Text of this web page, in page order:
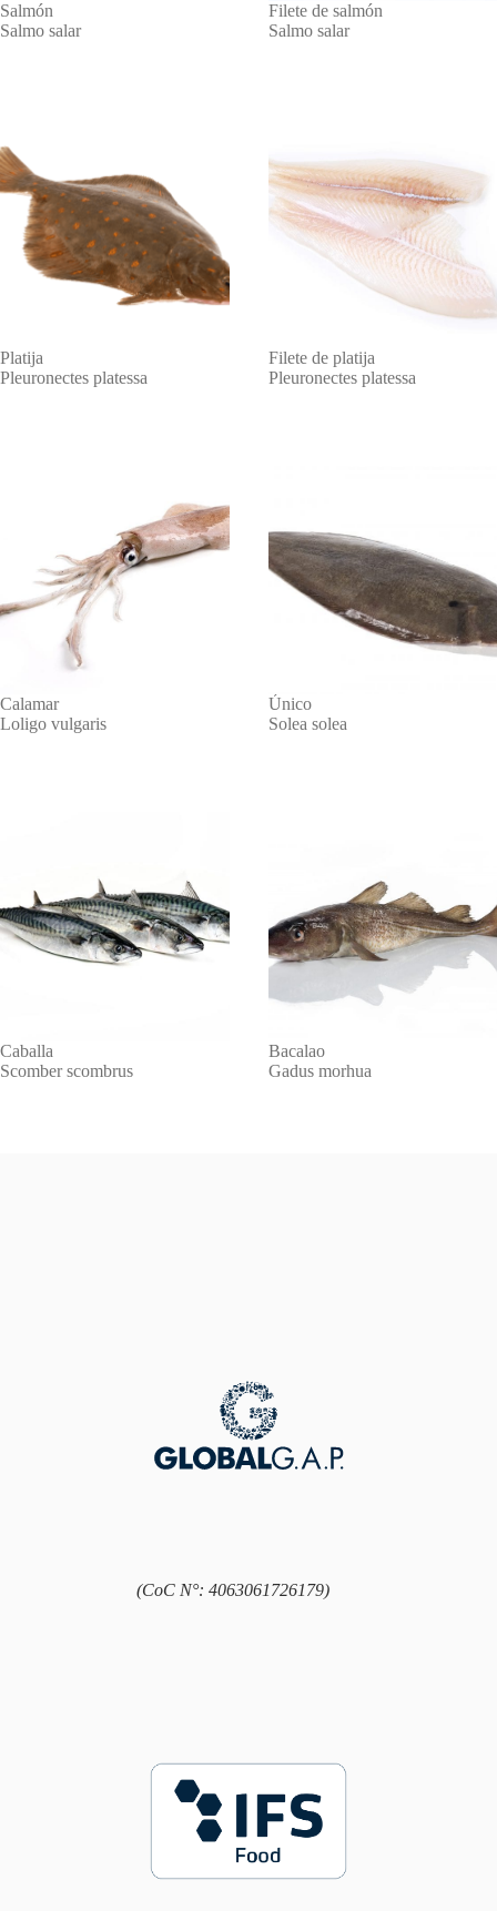
Salmón
Salmo salar
Filete de salmón
Salmo salar
Platija
Pleuronectes platessa
Filete de platija
Pleuronectes platessa
Calamar
Loligo vulgaris
Único
Solea solea
Caballa
Scomber scombrus
Bacalao
Gadus morhua
(CoC N°: 4063061726179)